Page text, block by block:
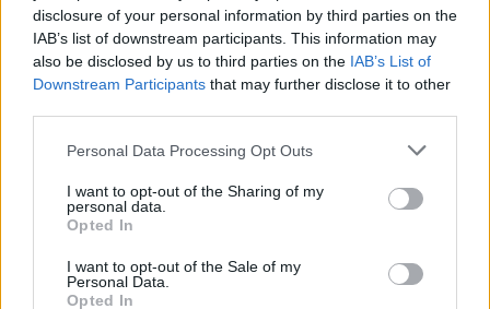
disclosure of your personal information by third parties on the
IAB’s list of downstream participants. This information may
also be disclosed by us to third parties on the IAB’s List of
Downstream Participants that may further disclose it to other
Personal Data Processing Opt Outs
I want to opt-out of the Sharing of my
personal data.
Opted In
I want to opt-out of the Sale of my
Personal Data.
Opted In
ΔΕΙΤΕ ΕΠΙΣΗΣ
ΣΤΗΝ ΙΔΙΑ ΚΑΤΗΓΟΡΙΑ
«Κάθε Τρίτη με τον Μόρι»: Η
μεγάλη θεατρική επιτυχία
επιστρέφει στο Θέατρο Ιλίσια
Albom